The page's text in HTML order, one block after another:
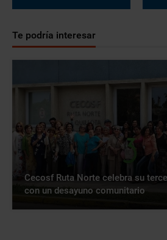
Te podría interesar
Cecosf Ruta Norte celebra su
con un desayuno comunitario